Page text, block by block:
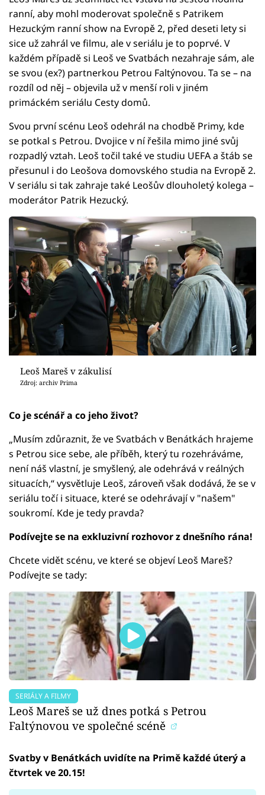
ranní, aby mohl moderovat společně s Patrikem
Hezuckým ranní show na Evropě 2, před deseti lety si
sice už zahrál ve filmu, ale v seriálu je to poprvé. V
každém případě si Leoš ve Svatbách nezahraje sám, ale
se svou (ex?) partnerkou Petrou Faltýnovou. Ta se – na
rozdíl od něj – objevila už v menší roli v jiném
primáckém seriálu Cesty domů.
Svou první scénu Leoš odehrál na chodbě Primy, kde
se potkal s Petrou. Dvojice v ní řešila mimo jiné svůj
rozpadlý vztah. Leoš točil také ve studiu UEFA a štáb se
přesunul i do Leošova domovského studia na Evropě 2.
V seriálu si tak zahraje také Leošův dlouholetý kolega –
moderátor Patrik Hezucký.
Leoš Mareš v zákulisí
Zdroj: archiv Prima
Co je scénář a co jeho život?
„Musím zdůraznit, že ve Svatbách v Benátkách hrajeme
s Petrou sice sebe, ale příběh, který tu rozehráváme,
není náš vlastní, je smyšlený, ale odehrává v reálných
situacích,“ vysvětluje Leoš, zároveň však dodává, že se v
seriálu točí i situace, které se odehrávají v "našem"
soukromí. Kde je tedy pravda?
Podívejte se na exkluzivní rozhovor z dnešního rána!
Chcete vidět scénu, ve které se objeví Leoš Mareš?
Podívejte se tady:
SERIÁLY A FILMY
Leoš Mareš se už dnes potká s Petrou
Faltýnovou ve společné scéně
Svatby v Benátkách uvidíte na Primě každé úterý a
čtvrtek ve 20.15!